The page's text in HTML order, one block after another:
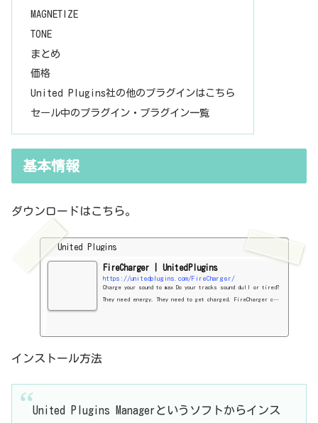
MAGNETIZE
TONE
まとめ
価格
United Plugins社の他のプラグインはこちら
セール中のプラグイン・プラグイン一覧
基本情報
ダウンロードはこちら。
United Plugins
FireCharger | UnitedPlugins
https://unitedplugins.com/FireCharger/
Charge your sound to max Do your tracks sound dull or tired?
They need energy. They need to get charged. FireCharger can
インストール方法
United Plugins Managerというソフトからインス